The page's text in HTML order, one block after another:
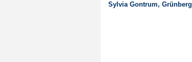
Sylvia Gontrum, Grünberg